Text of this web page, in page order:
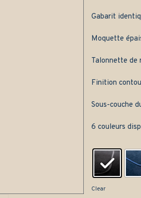
Gabarit
Moquette
Talonnette de
Finition
Sous-couche
6 couleurs
Clear